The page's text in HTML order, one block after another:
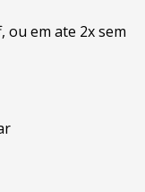
ou em ate 2x sem